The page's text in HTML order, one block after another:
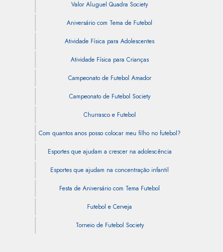
Valor Aluguel Quadra Society
Aniversário com Tema de Futebol
Atividade Física para Adolescentes
Atividade Física para Crianças
Campeonato de Futebol Amador
Campeonato de Futebol Society
Churrasco e Futebol
Com quantos anos posso colocar meu filho no futebol?
Esportes que ajudam a crescer na adolescência
Esportes que ajudam na concentração infantil
Festa de Aniversário com Tema Futebol
Futebol e Cerveja
Torneio de Futebol Society